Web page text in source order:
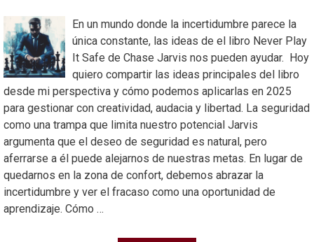
En un mundo donde la incertidumbre parece la
única constante, las ideas de el libro Never Play
It Safe de Chase Jarvis nos pueden ayudar. Hoy
quiero compartir las ideas principales del libro
desde mi perspectiva y cómo podemos aplicarlas en 2025
para gestionar con creatividad, audacia y libertad. La seguridad
como una trampa que limita nuestro potencial Jarvis
argumenta que el deseo de seguridad es natural, pero
aferrarse a él puede alejarnos de nuestras metas. En lugar de
quedarnos en la zona de confort, debemos abrazar la
incertidumbre y ver el fracaso como una oportunidad de
aprendizaje. Cómo …